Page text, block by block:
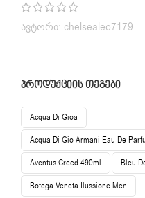
ავტორი: chelsealeo7179
ᲞᲠᲝᲓᲣᲥᲪᲘᲘᲡ ᲗᲔᲒᲔᲑᲘ
Acqua Di Gioa
Acqua Di Gio Armani Eau De
Aventus Creed 490ml Bleu
Botega Veneta Ilussione Men